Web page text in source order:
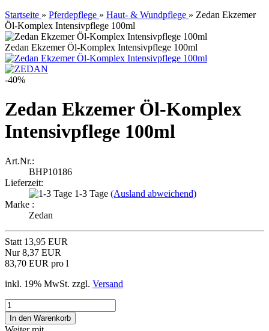
Startseite » Pferdepflege » Haut- & Wundpflege » Zedan Ekzemer
Öl-Komplex Intensivpflege 100ml
Zedan Ekzemer Öl-Komplex Intensivpflege 100ml
-40%
Zedan Ekzemer Öl-Komplex
Intensivpflege 100ml
Art.Nr.:
BHP10186
Lieferzeit:
1-3 Tage (Ausland abweichend)
Marke :
Zedan
Statt 13,95 EUR
Nur 8,37 EUR
83,70 EUR pro l
inkl. 19% MwSt. zzgl. Versand